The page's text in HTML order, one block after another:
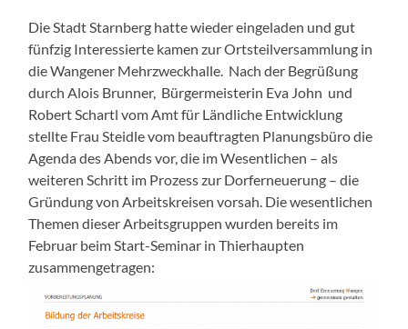
Die Stadt Starnberg hatte wieder eingeladen und gut
fünfzig Interessierte kamen zur Ortsteilversammlung in
die Wangener Mehrzweckhalle. Nach der Begrüßung
durch Alois Brunner, Bürgermeisterin Eva John und
Robert Schartl vom Amt für Ländliche Entwicklung
stellte Frau Steidle vom beauftragten Planungsbüro die
Agenda des Abends vor, die im Wesentlichen – als
weiteren Schritt im Prozess zur Dorferneuerung – die
Gründung von Arbeitskreisen vorsah. Die wesentlichen
Themen dieser Arbeitsgruppen wurden bereits im
Februar beim Start-Seminar in Thierhaupten
zusammengetragen: